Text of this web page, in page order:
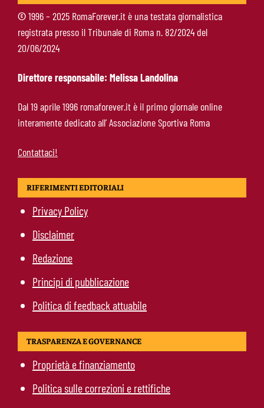
Roma, un ex rivela: “Alla Roma abbiamo
costruito qualcosa di speciale”
©1996 – 2025 RomaForever.it è una testata giornalistica
registrata presso il Tribunale di Roma n. 82/2024 del
20/06/2024
Direttore responsabile: Melissa Landolina
Dal 19 aprile 1996 romaforever.it è il primo giornale online
interamente dedicato all’ Associazione Sportiva Roma
Contattaci!
RIFERIMENTI EDITORIALI
Privacy Policy
Disclaimer
Redazione
Principi di pubblicazione
Politica di feedback attuabile
TRASPARENZA E GOVERNANCE
Proprietà e finanziamento
Politica sulle correzioni e rettifiche